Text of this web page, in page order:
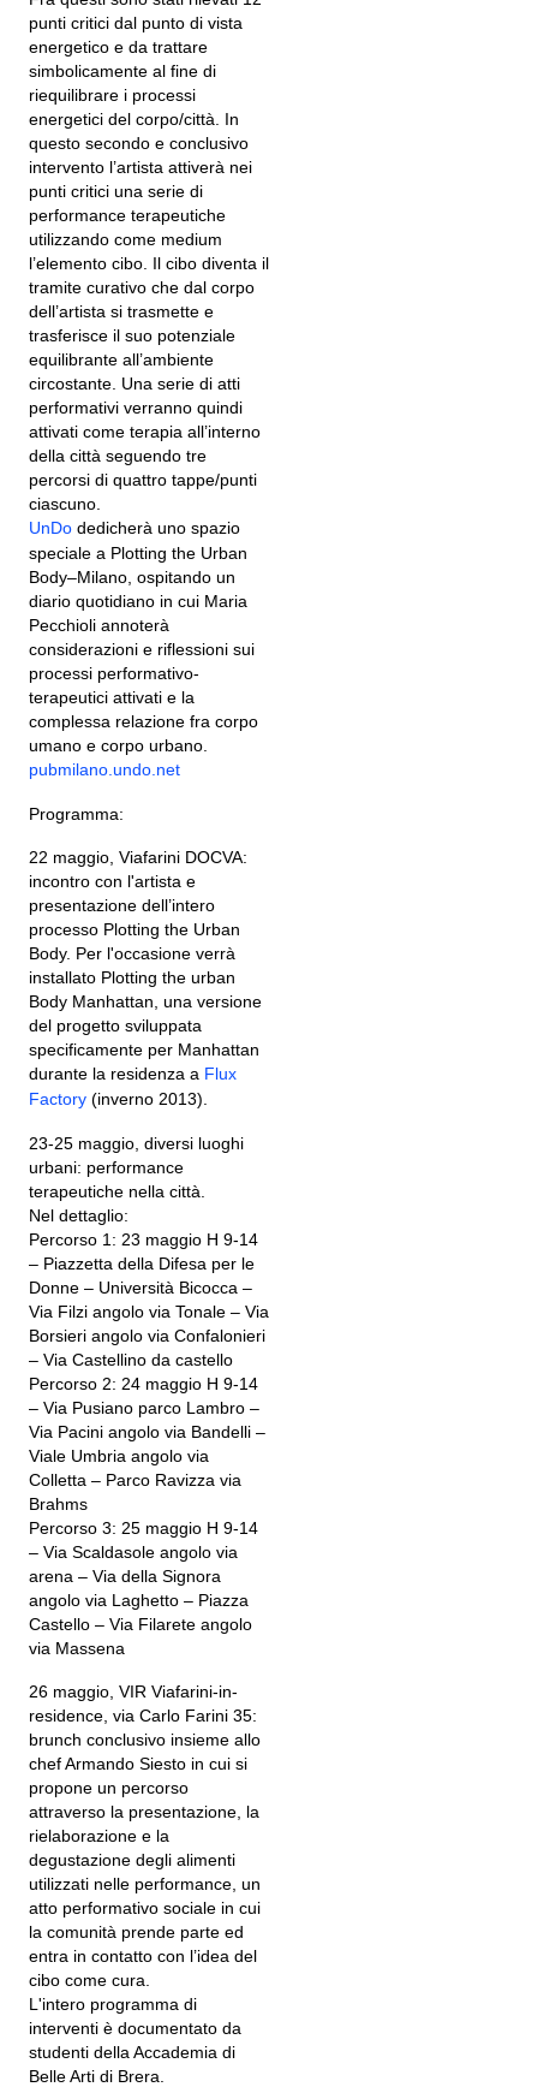
punti critici dal punto di vista
energetico e da trattare
simbolicamente al fine di
riequilibrare i processi
energetici del corpo/città. In
questo secondo e conclusivo
intervento l’artista attiverà nei
punti critici una serie di
performance terapeutiche
utilizzando come medium
l’elemento cibo. Il cibo diventa il
tramite curativo che dal corpo
dell’artista si trasmette e
trasferisce il suo potenziale
equilibrante all’ambiente
circostante. Una serie di atti
performativi verranno quindi
attivati come terapia all’interno
della città seguendo tre
percorsi di quattro tappe/punti
ciascuno.
UnDo dedicherà uno spazio
speciale a Plotting the Urban
Body–Milano, ospitando un
diario quotidiano in cui Maria
Pecchioli annoterà
considerazioni e riflessioni sui
processi performativo-
terapeutici attivati e la
complessa relazione fra corpo
umano e corpo urbano.
pubmilano.undo.net
Programma:
22 maggio, Viafarini DOCVA:
incontro con l'artista e
presentazione dell’intero
processo Plotting the Urban
Body. Per l'occasione verrà
installato Plotting the urban
Body Manhattan, una versione
del progetto sviluppata
specificamente per Manhattan
durante la residenza a Flux
Factory (inverno 2013).
23-25 maggio, diversi luoghi
urbani: performance
terapeutiche nella città.
Nel dettaglio:
Percorso 1: 23 maggio H 9-14
– Piazzetta della Difesa per le
Donne – Università Bicocca –
Via Filzi angolo via Tonale – Via
Borsieri angolo via Confalonieri
– Via Castellino da castello
Percorso 2: 24 maggio H 9-14
– Via Pusiano parco Lambro –
Via Pacini angolo via Bandelli –
Viale Umbria angolo via
Colletta – Parco Ravizza via
Brahms
Percorso 3: 25 maggio H 9-14
– Via Scaldasole angolo via
arena – Via della Signora
angolo via Laghetto – Piazza
Castello – Via Filarete angolo
via Massena
26 maggio, VIR Viafarini-in-
residence, via Carlo Farini 35:
brunch conclusivo insieme allo
chef Armando Siesto in cui si
propone un percorso
attraverso la presentazione, la
rielaborazione e la
degustazione degli alimenti
utilizzati nelle performance, un
atto performativo sociale in cui
la comunità prende parte ed
entra in contatto con l’idea del
cibo come cura.
L'intero programma di
interventi è documentato da
studenti della Accademia di
Belle Arti di Brera.